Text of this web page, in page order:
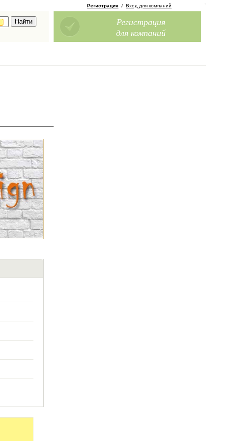
Регистрация / Вход для компаний
Регистрация
для компаний